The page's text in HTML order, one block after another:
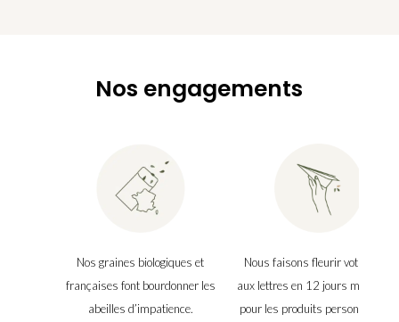
Nos engagements
Nos graines biologiques et
françaises font bourdonner les
abeilles d’impatience.
Nous faisons fleurir votre boîte
aux lettres en 12 jours
pour les produits personnalisés.